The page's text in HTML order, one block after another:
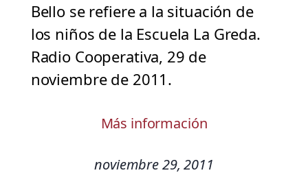
Bello se refiere a la situación de
los niños de la Escuela La Greda.
Radio Cooperativa, 29 de
noviembre de 2011.
Más información
noviembre 29, 2011